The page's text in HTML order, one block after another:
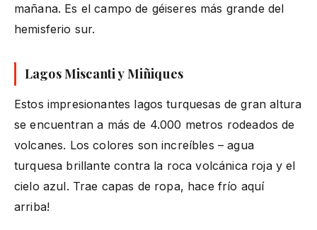
mañana. Es el campo de géiseres más grande del
hemisferio sur.
Lagos Miscanti y Miñiques
Estos impresionantes lagos turquesas de gran altura
se encuentran a más de 4.000 metros rodeados de
volcanes. Los colores son increíbles – agua
turquesa brillante contra la roca volcánica roja y el
cielo azul. Trae capas de ropa, hace frío aquí
arriba!